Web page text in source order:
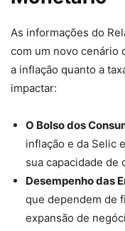
As informações do
com um novo cenário
a inflação quanto a
impactar:
O Bolso dos
inflação e da Selic
sua capacidade de
Desempenho das
que dependem de
expansão de